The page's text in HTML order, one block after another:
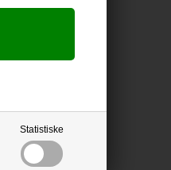
Statistiske